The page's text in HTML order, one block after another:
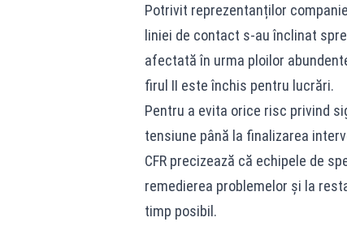
Potrivit reprezentanților
liniei de contact s-au înclinat
afectată în urma ploilor
firul II este închis pentru lucrări.
Pentru a evita orice risc privind
tensiune până la finalizarea
CFR precizează că echipele de
remedierea problemelor și la
timp posibil.